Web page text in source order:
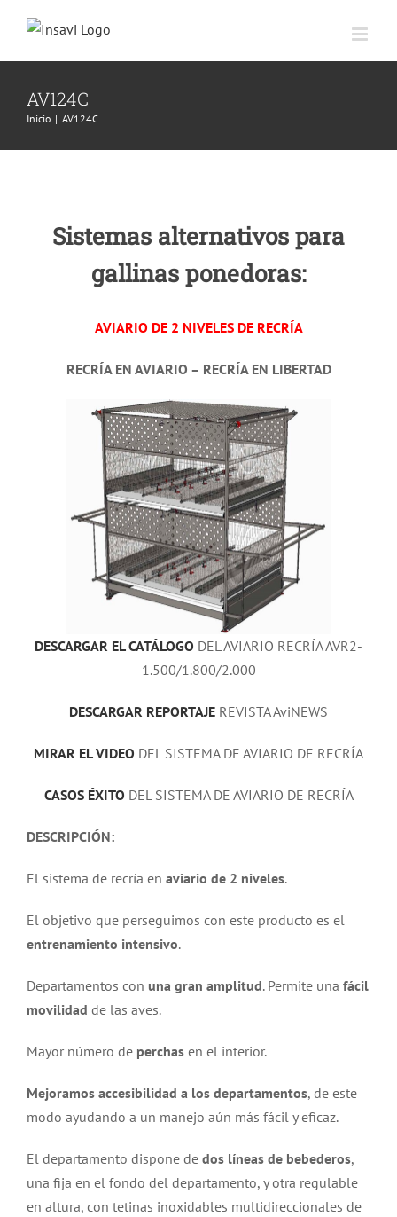
contenido
AV124C
Inicio | AV124C
Sistemas alternativos para
gallinas ponedoras:
AVIARIO DE 2 NIVELES DE RECRÍA
RECRÍA EN AVIARIO – RECRÍA EN LIBERTAD
DESCARGAR EL CATÁLOGO DEL AVIARIO RECRÍA AVR2-
1.500/1.800/2.000
DESCARGAR REPORTAJE REVISTA AviNEWS
MIRAR EL VIDEO DEL SISTEMA DE AVIARIO DE RECRÍA
CASOS ÉXITO DEL SISTEMA DE AVIARIO DE RECRÍA
DESCRIPCIÓN:
El sistema de recría en aviario de 2 niveles.
El objetivo que perseguimos con este producto es el
entrenamiento intensivo.
Departamentos con una gran amplitud. Permite una fácil
movilidad de las aves.
Mayor número de perchas en el interior.
Mejoramos accesibilidad a los departamentos, de este
modo ayudando a un manejo aún más fácil y eficaz.
El departamento dispone de dos líneas de bebederos,
una fija en el fondo del departamento, y otra regulable
en altura, con tetinas inoxidables multidireccionales de